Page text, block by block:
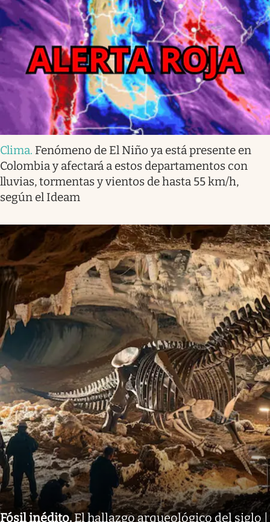
Clima. Fenómeno de El Niño ya está presente en
Colombia y afectará a estos departamentos con
lluvias, tormentas y vientos de hasta 55 km/h,
según el Ideam
Fósil inédito. El hallazgo arqueológico del siglo |